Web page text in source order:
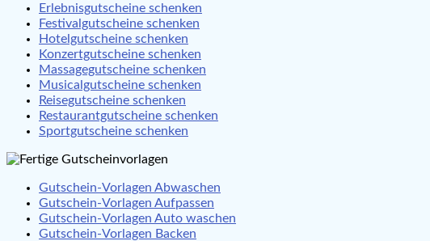
Erlebnisgutscheine schenken
Festivalgutscheine schenken
Hotelgutscheine schenken
Konzertgutscheine schenken
Massagegutscheine schenken
Musicalgutscheine schenken
Reisegutscheine schenken
Restaurantgutscheine schenken
Sportgutscheine schenken
Gutschein-Vorlagen Abwaschen
Gutschein-Vorlagen Aufpassen
Gutschein-Vorlagen Auto waschen
Gutschein-Vorlagen Backen